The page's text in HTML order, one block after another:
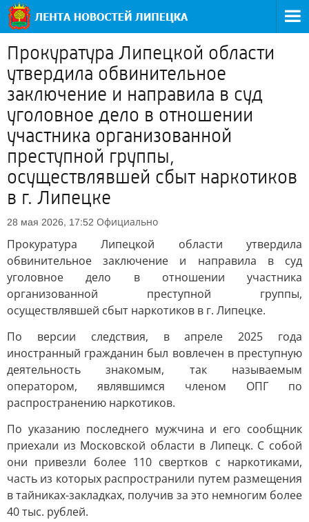
Прокуратура Липецкой области
утвердила обвинительное
заключение и направила в суд
уголовное дело в отношении
участника организованной
преступной группы,
осуществлявшей сбыт наркотиков
в г. Липецке
28 мая 2026, 17:52 Официально
Прокуратура Липецкой области утвердила
обвинительное заключение и направила в суд
уголовное дело в отношении участника
организованной преступной группы,
осуществлявшей сбыт наркотиков в г. Липецке.
По версии следствия, в апреле 2025 года
иностранный гражданин был вовлечен в преступную
деятельность знакомым, так называемым
оператором, являвшимся членом ОПГ по
распространению наркотиков.
По указанию последнего мужчина и его сообщник
приехали из Московской области в Липецк. С собой
они привезли более 110 свертков с наркотиками,
часть из которых распространили путем размещения
в тайниках-закладках, получив за это немногим более
40 тыс. рублей.